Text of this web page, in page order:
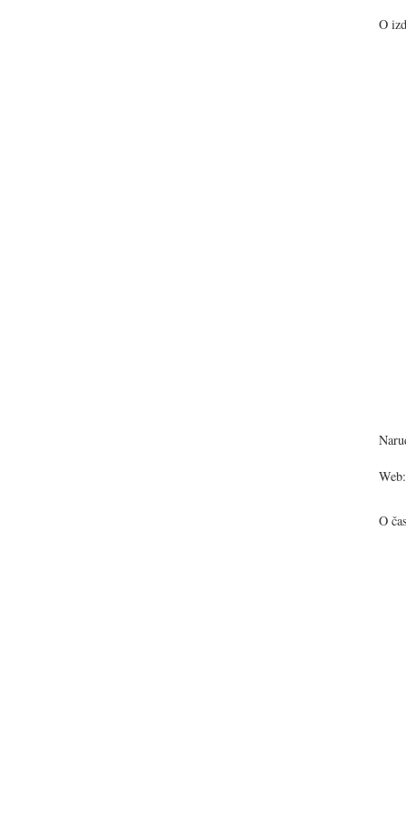
O
Web:
O